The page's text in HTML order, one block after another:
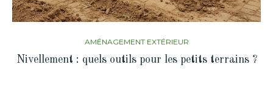
AMÉNAGEMENT EXTÉRIEUR
Nivellement : quels outils pour les petits terrains ?